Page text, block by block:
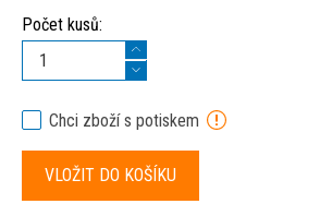
Počet kusů:
Chci zboží s potiskem